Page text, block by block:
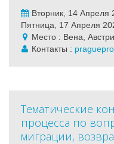
Вторник, 14 Апреля
Пятница, 17 Апреля
Место : Вена,
Контакты :
Тематические
процесса по
миграции,